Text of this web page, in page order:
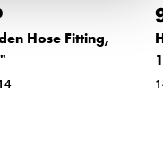
Hose Fitting,